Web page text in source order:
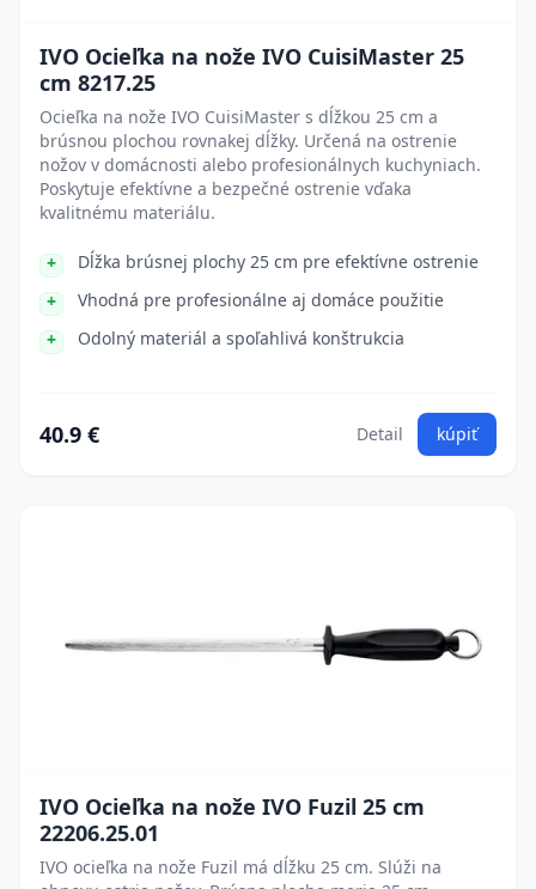
IVO Ocieľka na nože IVO CuisiMaster 25
cm 8217.25
Ocieľka na nože IVO CuisiMaster s dĺžkou 25 cm a
brúsnou plochou rovnakej dĺžky. Určená na ostrenie
nožov v domácnosti alebo profesionálnych kuchyniach.
Poskytuje efektívne a bezpečné ostrenie vďaka
kvalitnému materiálu.
Dĺžka brúsnej plochy 25 cm pre efektívne ostrenie
Vhodná pre profesionálne aj domáce použitie
Odolný materiál a spoľahlivá konštrukcia
40.9 € Detail kúpiť
IVO Ocieľka na nože IVO Fuzil 25 cm
22206.25.01
IVO ocieľka na nože Fuzil má dĺžku 25 cm. Slúži na